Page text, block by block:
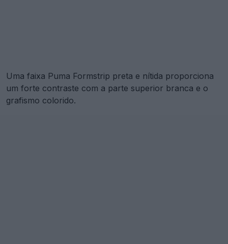
Uma faixa Puma Formstrip preta e nítida proporciona
um forte contraste com a parte superior branca e o
grafismo colorido.